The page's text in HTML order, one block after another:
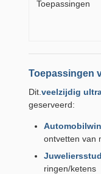
Toepassingen
Toepassingen
Dit. veelzijdig
geserveerd:
ontvetten van
ringen/ketens